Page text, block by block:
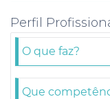
Perfil
O que faz?
Que